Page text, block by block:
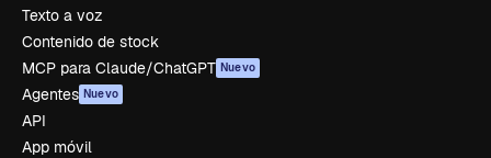
Texto a voz
Contenido de stock
MCP para Claude/ChatGPT Nuevo
Agentes Nuevo
API
App móvil